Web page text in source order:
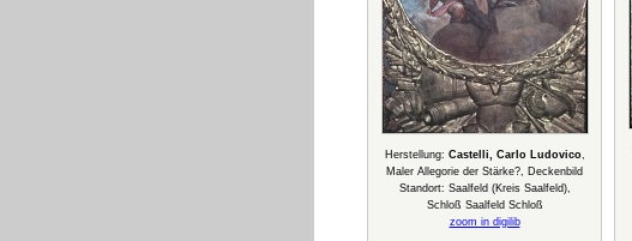
Herstellung: Castelli, Carlo Ludovico,
Maler Allegorie der Stärke?, Deckenbild
Standort: Saalfeld (Kreis Saalfeld),
Schloß Saalfeld Schloß
zoom in digilib